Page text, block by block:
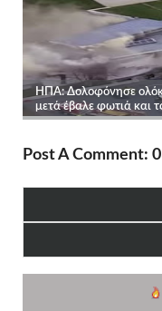
Post A Comment: 0